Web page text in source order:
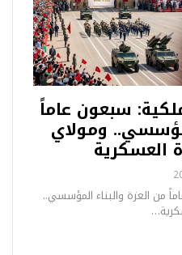
سبعون عاماً
ومولاي
العسكرية
من العزة والبناء المؤسسي..